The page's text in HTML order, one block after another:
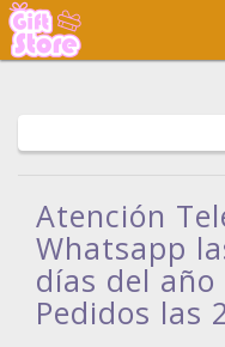
Atención
Whatsapp
días del año
Pedidos las